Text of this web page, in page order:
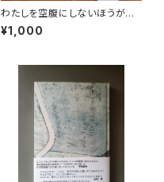
わたしを空腹にしないほうがい
い 改訂版
¥1,000